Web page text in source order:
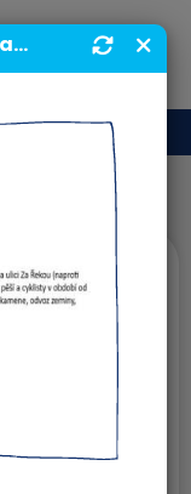
MENU
2022
Upozornění - úplná uzavírka místní komunikace Za Řekou | Obecní úřad | Obec Česká Ves